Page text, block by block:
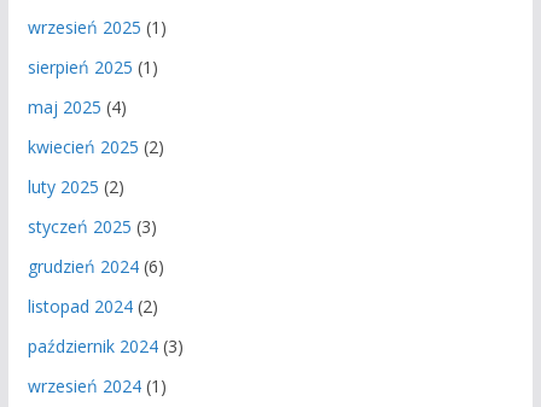
wrzesień 2025 (1)
sierpień 2025 (1)
maj 2025 (4)
kwiecień 2025 (2)
luty 2025 (2)
styczeń 2025 (3)
grudzień 2024(6)
listopad 2024(2)
październik 2024(3)
wrzesień 2024(1)